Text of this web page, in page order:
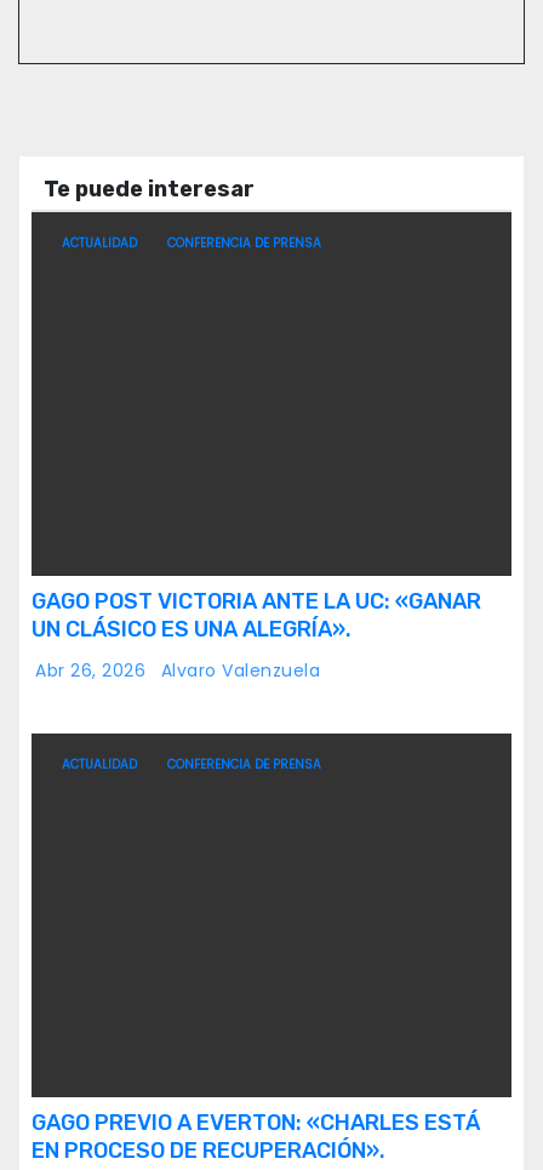
Te puede interesar
ACTUALIDAD CONFERENCIA DE PRENSA
GAGO POST VICTORIA ANTE LA UC: «GANAR
UN CLÁSICO ES UNA ALEGRÍA».
Abr 26, 2026 Alvaro Valenzuela
ACTUALIDAD CONFERENCIA DE PRENSA
GAGO PREVIO A EVERTON: «CHARLES ESTÁ
EN PROCESO DE RECUPERACIÓN».